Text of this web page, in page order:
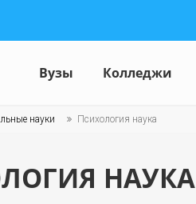
Вузы Колледжи
науки Психология наука